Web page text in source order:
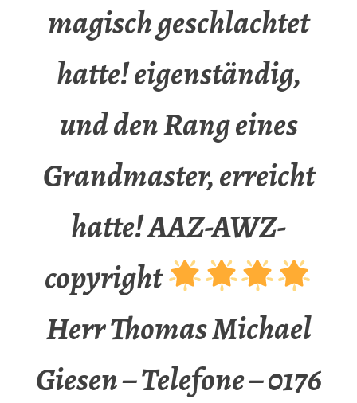
magisch geschlachtet
hatte! eigenständig,
und den Rang eines
Grandmaster, erreicht
hatte! AAZ-AWZ-
copyright
Herr Thomas Michael
Giesen – Telefone – 0176